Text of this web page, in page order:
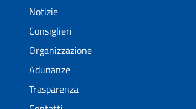
Notizie
Consiglieri
Organizzazione
Adunanze
Trasparenza